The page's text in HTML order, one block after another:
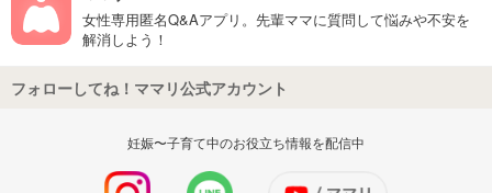
女性専用匿名Q&Aアプリ。先輩ママに質問して悩みや不安を
解消しよう！
フォローしてね！ママリ公式アカウント
妊娠〜子育て中のお役立ち情報を配信中